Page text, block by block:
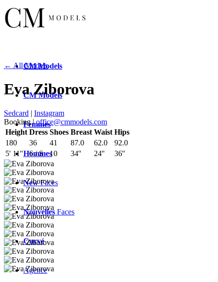
CMModels
CMModels
Femmes
Hommes
NewFaces
Nouvelles Faces
Curvé
Agence
← All Models
Eva Ziborova
Sedcard | Instagram
Booking |office@cmmodels.com
Height Dress Shoes Breast Waist Hips
180
36 41 87.0 62.0
92.0
5' 11''
6 / S 10 34'' 24'' 36''